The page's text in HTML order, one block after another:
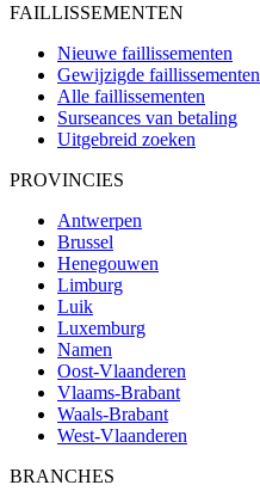
FAILLISSEMENTEN
Nieuwe faillissementen
Gewijzigde faillissementen
Alle faillissementen
Surseances van betaling
Uitgebreid zoeken
PROVINCIES
Antwerpen
Brussel
Henegouwen
Limburg
Luik
Luxemburg
Namen
Oost-Vlaanderen
Vlaams-Brabant
Waals-Brabant
West-Vlaanderen
BRANCHES